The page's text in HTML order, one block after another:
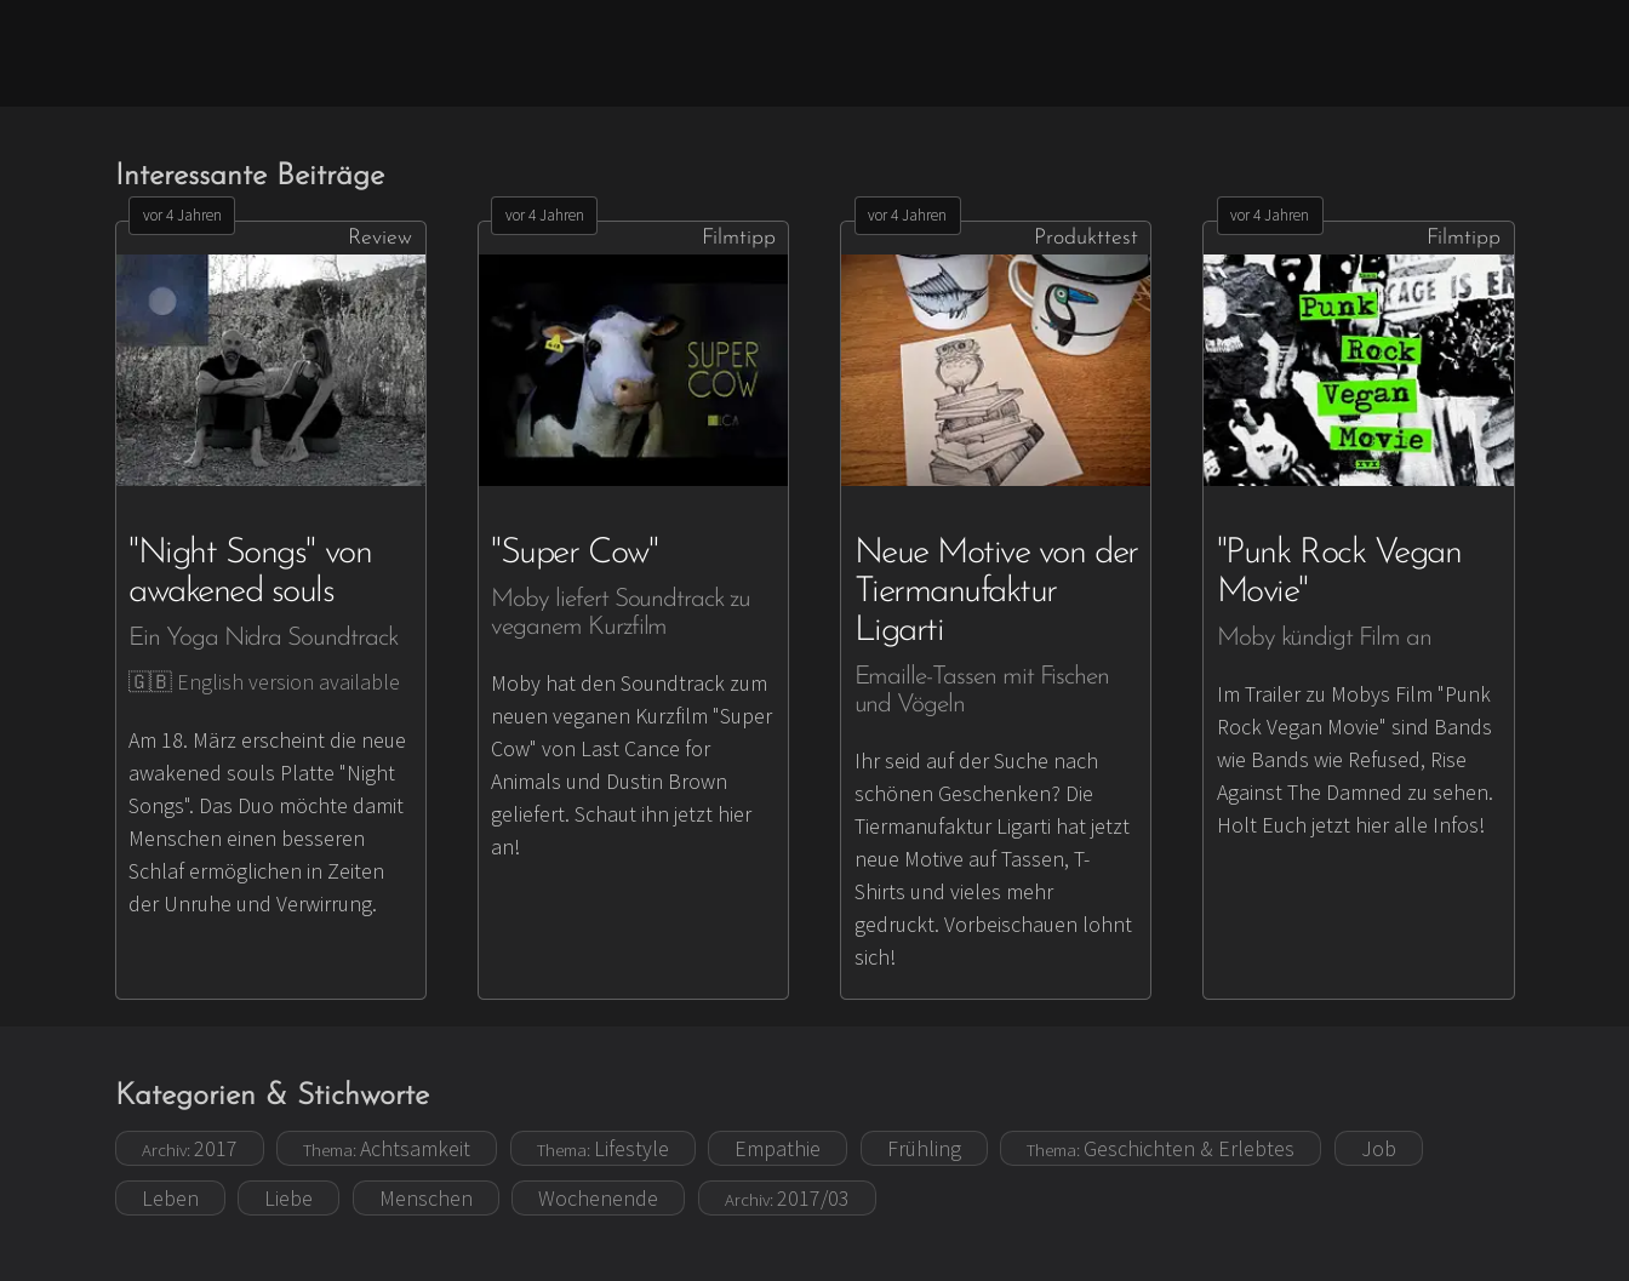
Interessante Beiträge
vor 4 Jahren
Review
"Night Songs" von
awakened souls
Ein Yoga Nidra Soundtrack
🇬🇧 English version available
Am 18. März erscheint die neue
awakened souls Platte "Night
Songs". Das Duo möchte damit
Menschen einen besseren
Schlaf ermöglichen in Zeiten
der Unruhe und Verwirrung.
vor 4 Jahren
Filmtipp
"Super Cow"
Moby liefert Soundtrack zu
veganem Kurzfilm
Moby hat den Soundtrack zum
neuen veganen Kurzfilm "Super
Cow" von Last Cance for
Animals und Dustin Brown
geliefert. Schaut ihn jetzt hier
an!
vor 4 Jahren
Produkttest
Neue Motive von der
Tiermanufaktur
Ligarti
Emaille-Tassen mit Fischen
und Vögeln
Ihr seid auf der Suche nach
schönen Geschenken? Die
Tiermanufaktur Ligarti hat jetzt
neue Motive auf Tassen, T-
Shirts und vieles mehr
gedruckt. Vorbeischauen lohnt
sich!
vor 4 Jahren
Filmtipp
"Punk Rock Vegan
Movie"
Moby kündigt Film an
Im Trailer zu Mobys Film "Punk
Rock Vegan Movie" sind Bands
wie Bands wie Refused, Rise
Against The Damned zu sehen.
Holt Euch jetzt hier alle Infos!
Kategorien & Stichworte
Archiv: 2017 Thema: Achtsamkeit Thema: Lifestyle Empathie Frühling Thema: Geschichten & Erlebtes
Job
Leben
Liebe Menschen Wochenende Archiv: 2017/03